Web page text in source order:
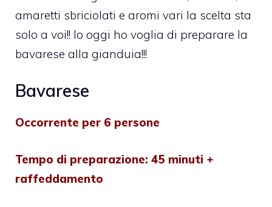
amaretti sbriciolati e aromi vari la scelta sta
solo a voi!! Io oggi ho voglia di preparare la
bavarese alla gianduia!!!
Bavarese
Occorrente per 6 persone
Tempo di preparazione: 45 minuti +
raffeddamento